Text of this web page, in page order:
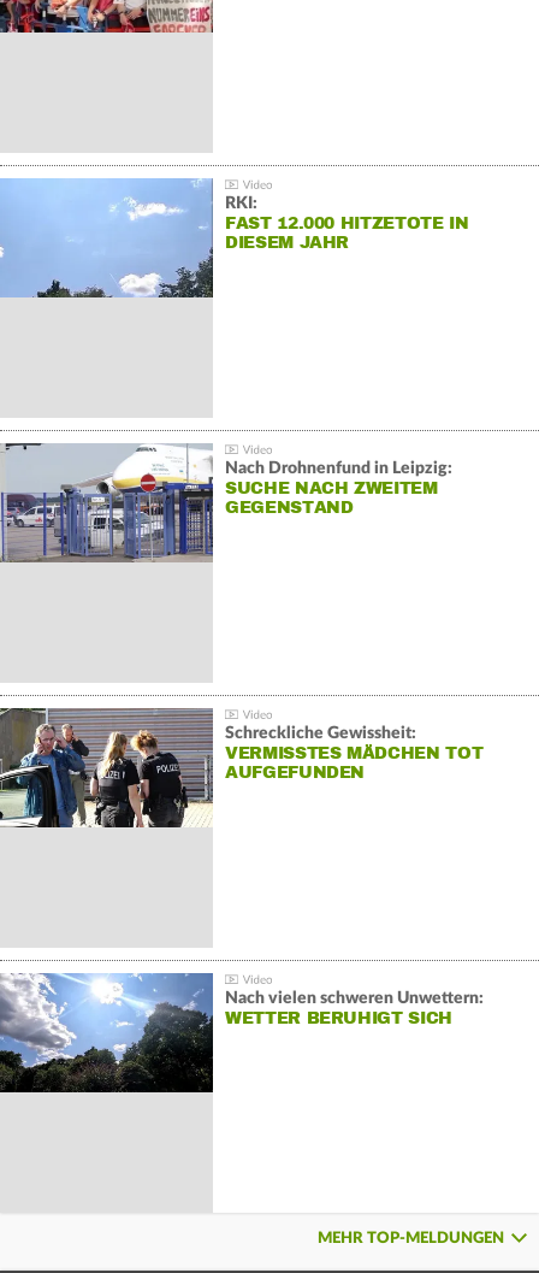
RKI:
FAST 12.000 HITZETOTE IN
DIESEM JAHR
Nach Drohnenfund in Leipzig:
SUCHE NACH ZWEITEM
GEGENSTAND
Schreckliche Gewissheit:
VERMISSTES MÄDCHEN TOT
AUFGEFUNDEN
Nach vielen schweren Unwettern:
WETTER BERUHIGT SICH
MEHR TOP-MELDUNGEN